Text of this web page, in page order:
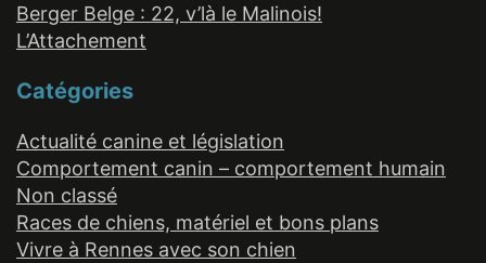
Berger Belge : 22, v’là le Malinois!
L’Attachement
Catégories
Actualité canine et législation
Comportement canin – comportement humain
Non classé
Races de chiens, matériel et bons plans
Vivre à Rennes avec son chien